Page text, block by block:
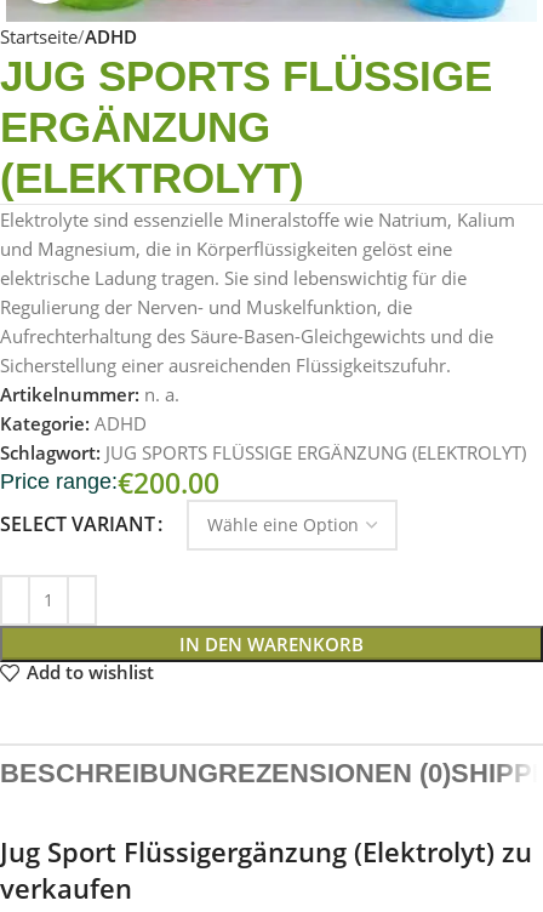
Startseite ADHD
JUG SPORTS FLÜSSIGE
ERGÄNZUNG
(ELEKTROLYT)
Elektrolyte sind essenzielle Mineralstoffe wie Natrium, Kalium
und Magnesium, die in Körperflüssigkeiten gelöst eine
elektrische Ladung tragen. Sie sind lebenswichtig für die
Regulierung der Nerven- und Muskelfunktion, die
Aufrechterhaltung des Säure-Basen-Gleichgewichts und die
Sicherstellung einer ausreichenden Flüssigkeitszufuhr.
Artikelnummer: n. a.
Kategorie: ADHD
Schlagwort: JUG SPORTS FLÜSSIGE ERGÄNZUNG (ELEKTROLYT)
Price range:€200.00
SELECT VARIANT
IN DEN WARENKORB
Add to wishlist
BESCHREIBUNGREZENSIONEN (0)
Jug Sport Flüssigergänzung (Elektrolyt) zu
verkaufen